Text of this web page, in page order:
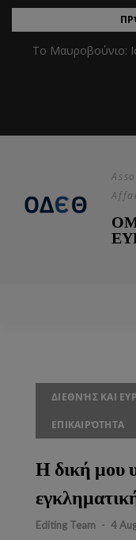
Το Μαυροβούνιο:
ΔΙΕΘΝΉΣ ΚΑΙ
ΕΠΙΚΑΙΡΌΤΗΤΑ
Η δική μου
Editing Team - 4